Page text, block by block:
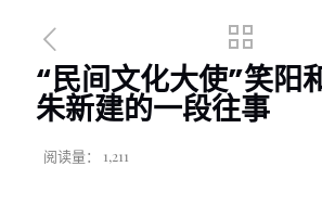
“民间文化大使”笑阳
朱新建的一段往事
阅读量： 1,211